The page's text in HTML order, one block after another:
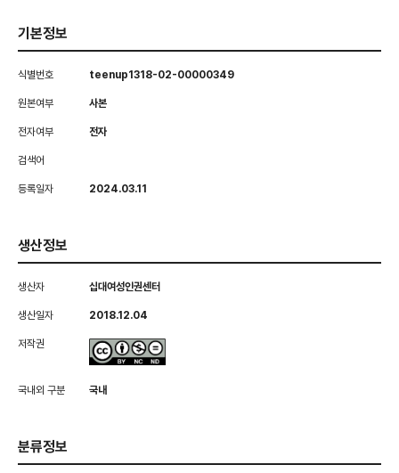
기본정보
식별번호 teenup1318-02-00000349
원본여부 사본
전자여부 전자
검색어
등록일자 2024.03.11
생산정보
생산자 십대여성인권센터
생산일자 2018.12.04
저작권
국내외 구분 국내
분류정보